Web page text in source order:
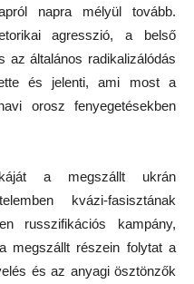
napra mélyül tovább.
agresszió, a belső
az általános radikalizálódás
és jelenti, ami most a
orosz fenyegetésekben
a megszállt ukrán
kvázi-fasisztának
russzifikációs kampány,
megszállt részein folytat a
és az anyagi ösztönzők